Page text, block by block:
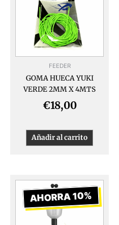
FEEDER
GOMA HUECA YUKI
VERDE 2MM X 4MTS
€18,00
Añadir al carrito
AHORRA 10%
El
precio
original
El
precio
actual